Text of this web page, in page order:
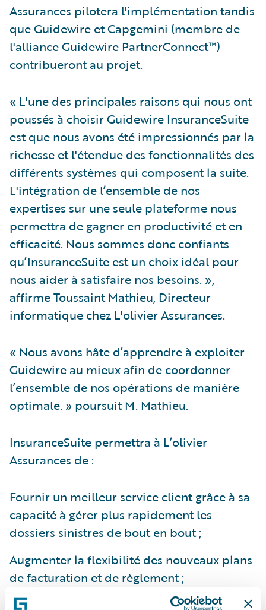
Assurances pilotera l'implémentation tandis
que Guidewire et Capgemini (membre de
l'alliance Guidewire PartnerConnect™)
contribueront au projet.
« L'une des principales raisons qui nous ont
poussés à choisir Guidewire InsuranceSuite
est que nous avons été impressionnés par la
richesse et l'étendue des fonctionnalités des
différents systèmes qui composent la suite.
L'intégration de l’ensemble de nos
expertises sur une seule plateforme nous
permettra de gagner en productivité et en
efficacité. Nous sommes donc confiants
qu’InsuranceSuite est un choix idéal pour
nous aider à satisfaire nos besoins. »,
affirme Toussaint Mathieu, Directeur
informatique chez L'olivier Assurances.
« Nous avons hâte d’apprendre à exploiter
Guidewire au mieux afin de coordonner
l’ensemble de nos opérations de manière
optimale. » poursuit M. Mathieu.
InsuranceSuite permettra à L’olivier
Assurances de :
Fournir un meilleur service client grâce à sa
capacité à gérer plus rapidement les
dossiers sinistres de bout en bout ;
Augmenter la flexibilité des nouveaux plans
de facturation et de règlement ;
Améliorer l'efficacité opérationnelle en